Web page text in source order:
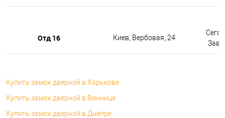
Отд 16 Киев, Вербовая, 24
Купить замок дверной в Харькове
Купить замок дверной в Виннице
Купить замок дверной в Днепре